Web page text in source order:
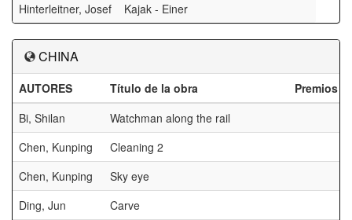
Hinterleitner, Josef
Kajak - Einer
CHINA
AUTORES Título de la obra
Premios
Bi, Shilan
Watchman along the rail
Chen, Kunping
Cleaning 2
Chen, Kunping
Sky eye
Ding, Jun
Carve